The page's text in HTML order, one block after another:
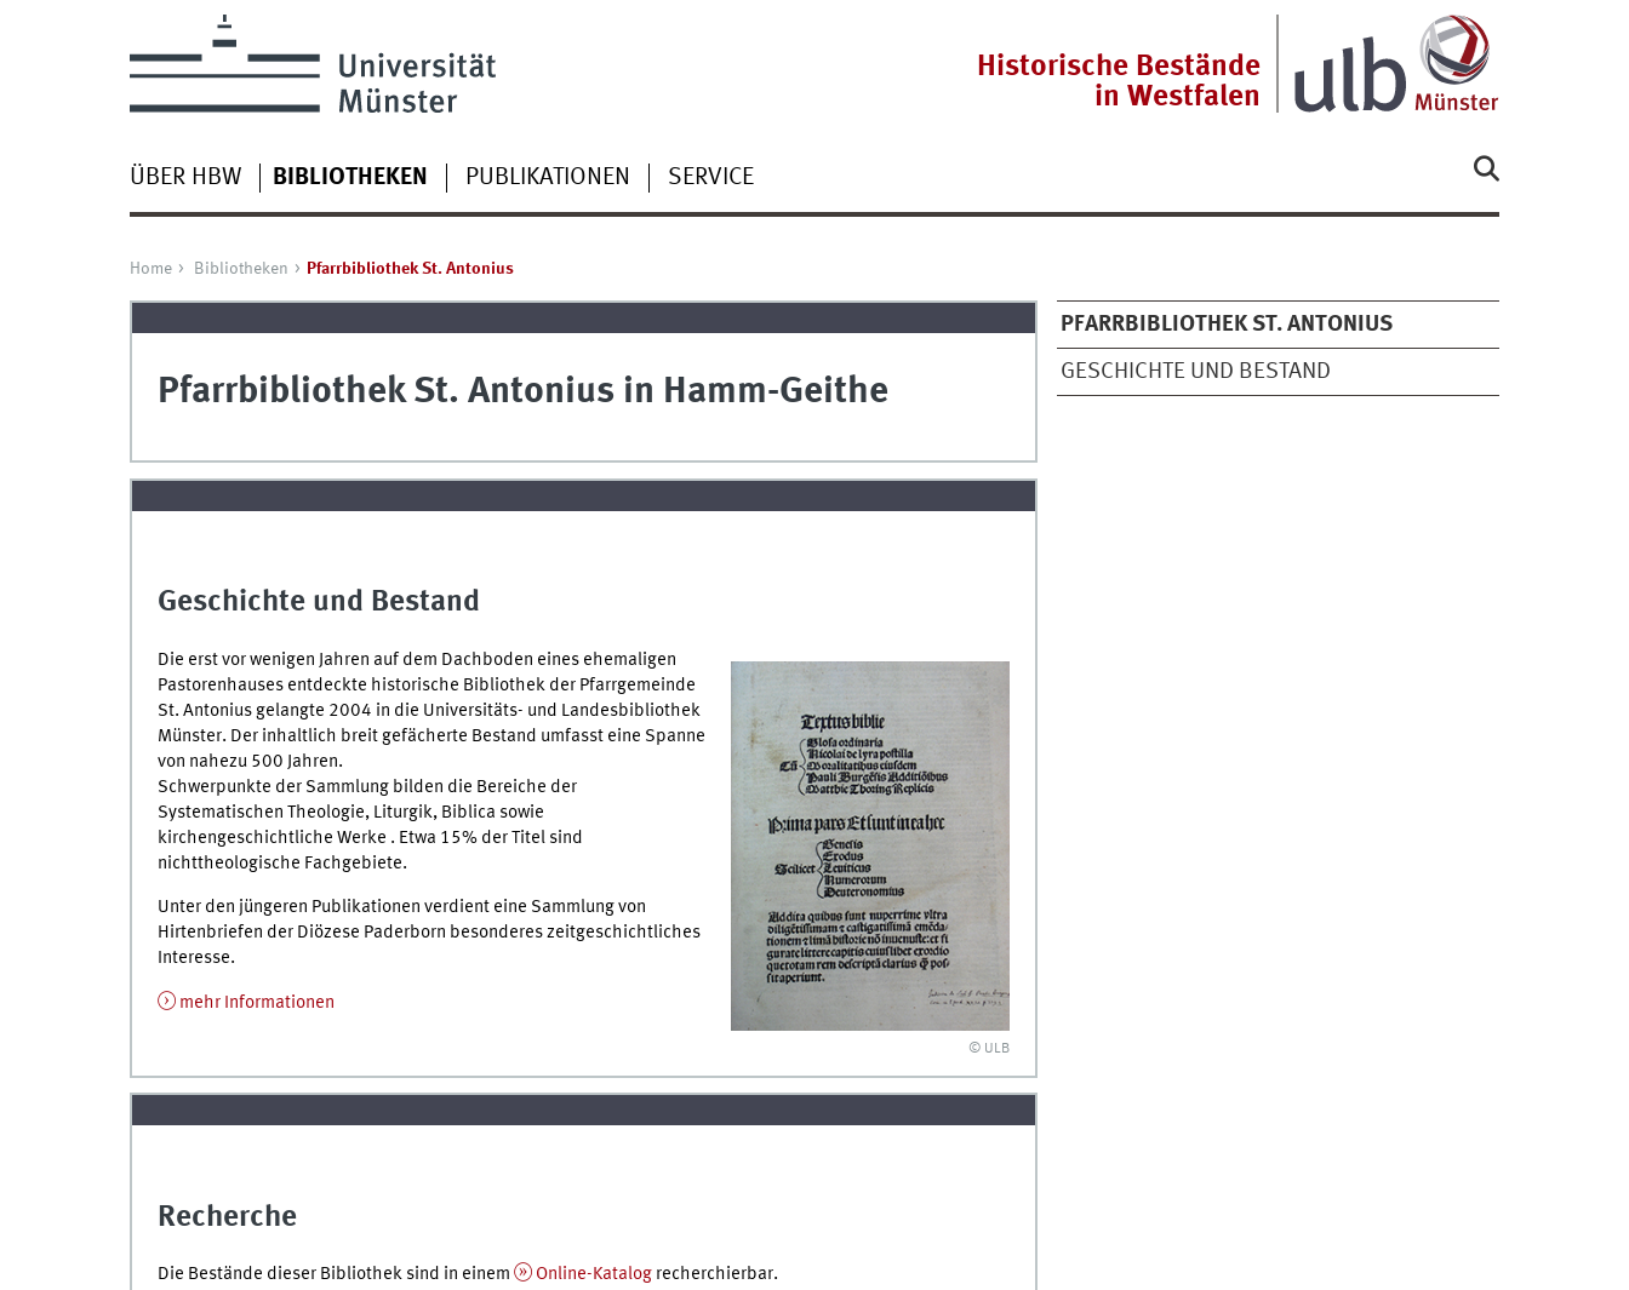
Historische Bestände
in Westfalen
ÜBER HBW BIBLIOTHEKEN PUBLIKATIONEN SERVICE
Home Bibliotheken Pfarrbibliothek St. Antonius
PFARRBIBLIOTHEK ST. ANTONIUS
GESCHICHTE UND BESTAND
Pfarrbibliothek St. Antonius in Hamm-Geithe
Geschichte und Bestand
© ULB
Die erst vor wenigen Jahren auf dem Dachboden eines ehemaligen
Pastorenhauses entdeckte historische Bibliothek der Pfarrgemeinde
St. Antonius gelangte 2004 in die Universitäts- und Landesbibliothek
Münster. Der inhaltlich breit gefächerte Bestand umfasst eine Spanne
von nahezu 500 Jahren.
Schwerpunkte der Sammlung bilden die Bereiche der
Systematischen Theologie, Liturgik, Biblica sowie
kirchengeschichtliche Werke . Etwa 15% der Titel sind
nichttheologische Fachgebiete.
Unter den jüngeren Publikationen verdient eine Sammlung von
Hirtenbriefen der Diözese Paderborn besonderes zeitgeschichtliches
Interesse.
mehr Informationen
Recherche
Die Bestände dieser Bibliothek sind in einem Online-Katalogrecherchierbar.